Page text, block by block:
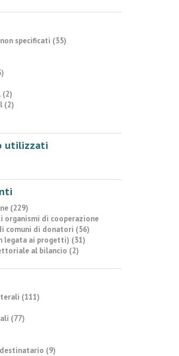
specificati (35)
(2)
(2)
utilizzati
(229)
organismi di cooperazione
comuni di donatori (56)
legata ai progetti) (31)
al bilancio (2)
(111)
(77)
(9)